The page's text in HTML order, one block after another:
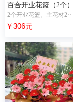
百合开业花篮（2个）
2个开业花篮。主花材2··
￥306元